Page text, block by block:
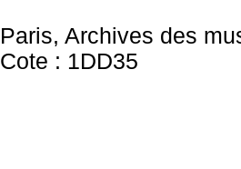
Paris, Archives des
Cote : 1DD35